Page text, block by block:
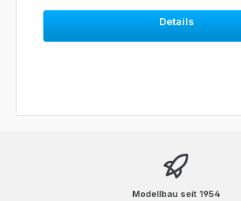
Details
Modellbau seit 1954